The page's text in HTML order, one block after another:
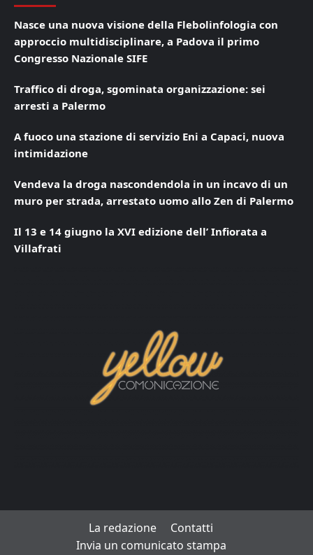
Nasce una nuova visione della Flebolinfologia con
approccio multidisciplinare, a Padova il primo
Congresso Nazionale SIFE
Traffico di droga, sgominata organizzazione: sei
arresti a Palermo
A fuoco una stazione di servizio Eni a Capaci, nuova
intimidazione
Vendeva la droga nascondendola in un incavo di un
muro per strada, arrestato uomo allo Zen di Palermo
Il 13 e 14 giugno la XVI edizione dell’ Infiorata a
Villafrati
La redazione
Contatti
Invia un comunicato stampa